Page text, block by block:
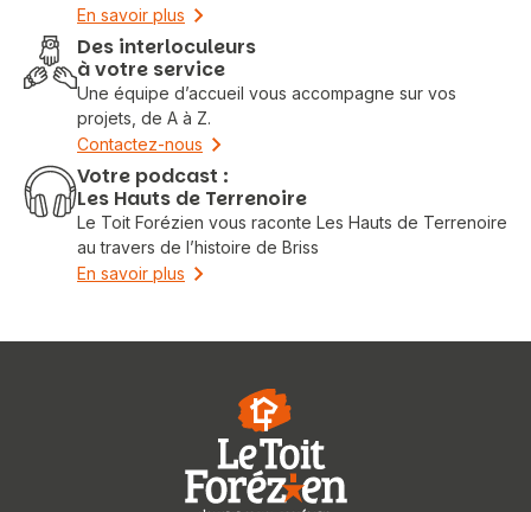
En savoir plus
Des interloculeurs
à votre service
Une équipe d’accueil vous accompagne sur vos
projets, de A à Z.
Contactez-nous
Votre podcast :
Les Hauts de Terrenoire
Le Toit Forézien vous raconte Les Hauts de Terrenoire
au travers de l’histoire de Briss
En savoir plus